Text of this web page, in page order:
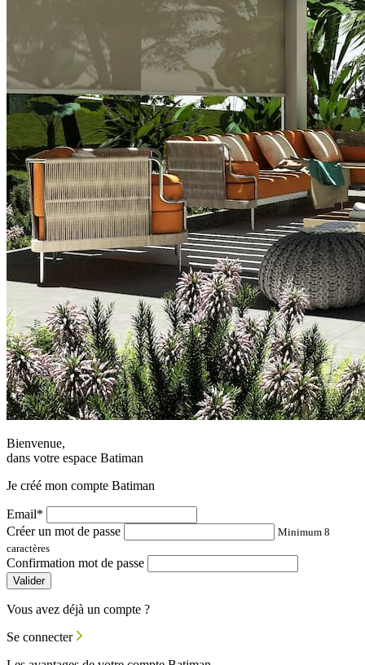
Bienvenue,
dans votre espace Batiman
Je créé mon compte Batiman
Email*
Créer un mot de passe
Minimum 8
caractères
Confirmation mot de passe
Valider
Vous avez déjà un compte ?
Se connecter